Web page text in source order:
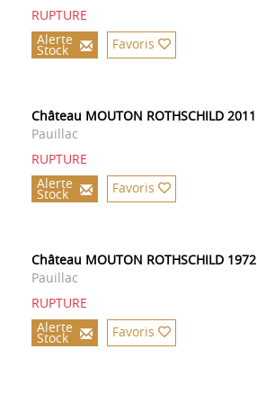
RUPTURE
Alerte
Stock Favoris
Château MOUTON ROTHSCHILD 2011
Pauillac
RUPTURE
Alerte
Stock Favoris
Château MOUTON ROTHSCHILD 1972
Pauillac
RUPTURE
Alerte
Stock Favoris